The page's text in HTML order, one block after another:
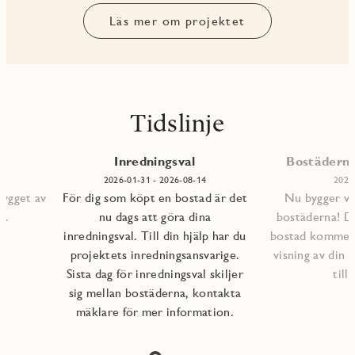
Läs mer om projektet
Tidslinje
av
Inredningsval
2026-01-31 - 2026-08-14
För dig som köpt en bostad är det
nu dags att göra dina
inredningsval. Till din hjälp har du
projektets inredningsansvarige.
Sista dag för inredningsval skiljer
sig mellan bostäderna, kontakta
mäklare för mer information.
Nu bygger
bostäderna!
bostad
visning av din